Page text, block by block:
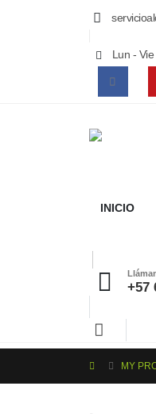
Lun -
INICIO
+57
MY